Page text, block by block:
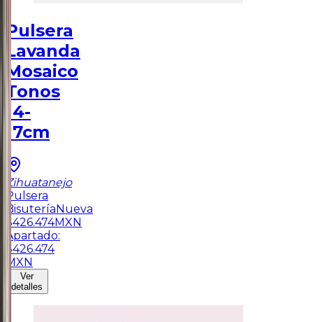
Pulsera
Lavanda
Mosaico
Tonos
14-
17cm
Zihuatanejo
Pulsera
BisuteríaNueva
$426.474MXN
Apartado:
$426.474
MXN
Ver
detalles